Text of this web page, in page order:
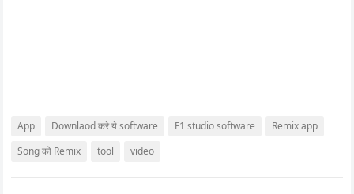
App Downlaod करे ये software F1 studio software
Remix app
Song को Remix
tool video